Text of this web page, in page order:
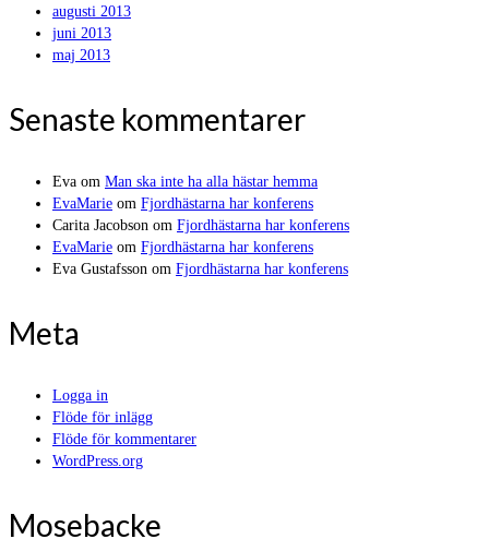
augusti 2013
juni 2013
maj 2013
Senaste kommentarer
Eva om Man ska inte ha alla hästar hemma
EvaMarie om Fjordhästarna har konferens
Carita Jacobson om Fjordhästarna har konferens
EvaMarie om Fjordhästarna har konferens
Eva Gustafsson om Fjordhästarna har konferens
Meta
Logga in
Flöde för inlägg
Flöde för kommentarer
WordPress.org
Mosebacke